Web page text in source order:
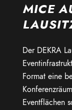
MICE
Der DEKRA
Format eine
Eventflächen